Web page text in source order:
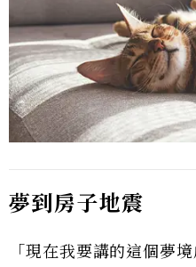
夢到房子地震
「現在我要講的這個夢